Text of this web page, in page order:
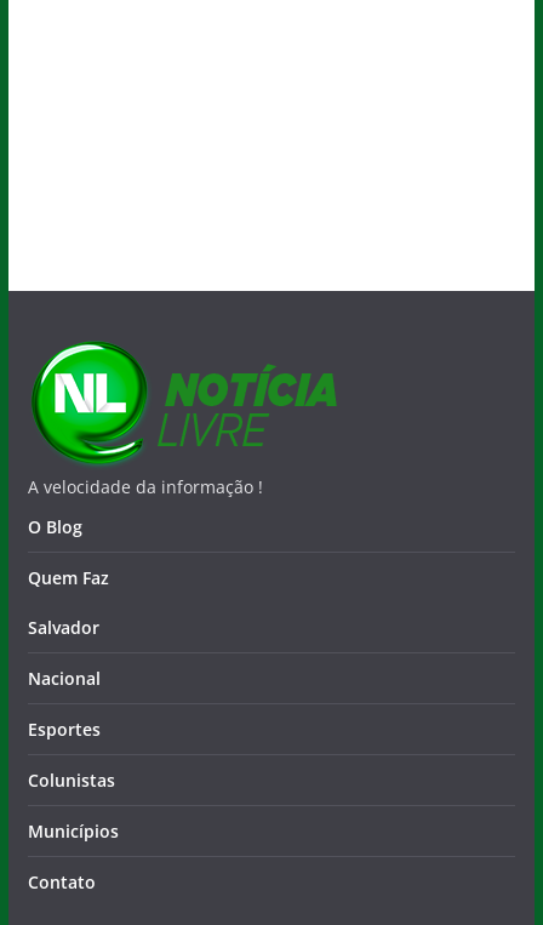
A velocidade da informação !
O Blog
Quem Faz
Salvador
Nacional
Esportes
Colunistas
Municípios
Contato